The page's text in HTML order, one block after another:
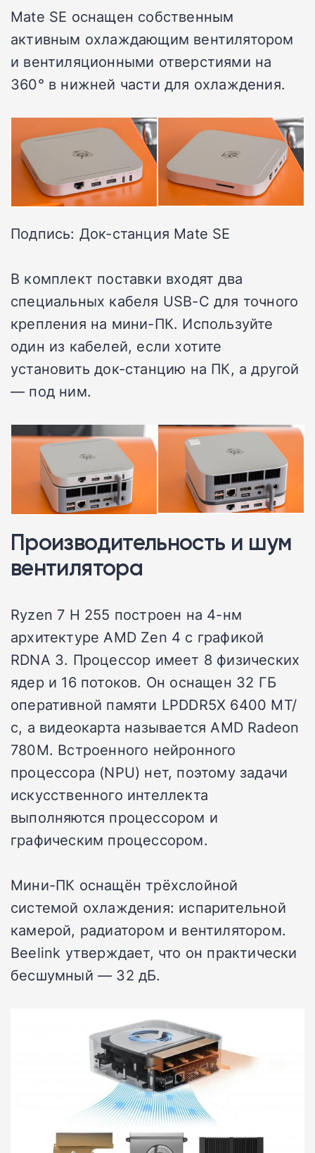
Mate SE оснащен собственным
активным охлаждающим вентилятором
и вентиляционными отверстиями на
360° в нижней части для охлаждения.
Подпись: Док-станция Mate SE
В комплект поставки входят два
специальных кабеля USB-C для точного
крепления на мини-ПК. Используйте
один из кабелей, если хотите
установить док-станцию на ПК, а другой
— под ним.
Производительность и шум
вентилятора
Ryzen 7 H 255 построен на 4-нм
архитектуре AMD Zen 4 с графикой
RDNA 3. Процессор имеет 8 физических
ядер и 16 потоков. Он оснащен 32 ГБ
оперативной памяти LPDDR5X 6400 МТ/
с, а видеокарта называется AMD Radeon
780M. Встроенного нейронного
процессора (NPU) нет, поэтому задачи
искусственного интеллекта
выполняются процессором и
графическим процессором.
Мини-ПК оснащён трёхслойной
системой охлаждения: испарительной
камерой, радиатором и вентилятором.
Beelink утверждает, что он практически
бесшумный — 32 дБ.